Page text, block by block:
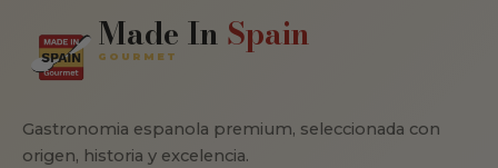
Made In Spain
GOURMET
Gastronomia espanola premium, seleccionada con
origen, historia y excelencia.